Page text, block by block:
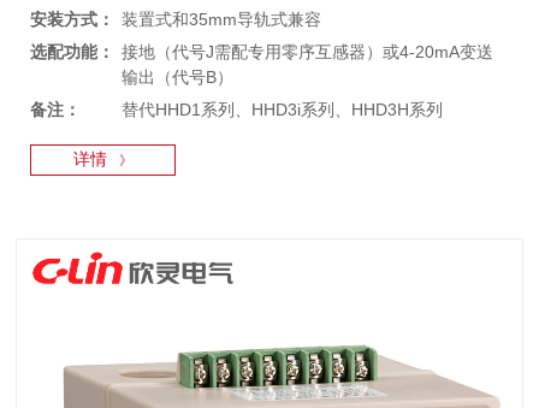
安装方式：
装置式和35mm导轨式兼容
选配功能：
接地（代号J需配专用零序互感器）或4-20mA变送
输出（代号B）
备注：
替代HHD1系列、HHD3i系列、HHD3H系列
详情 》